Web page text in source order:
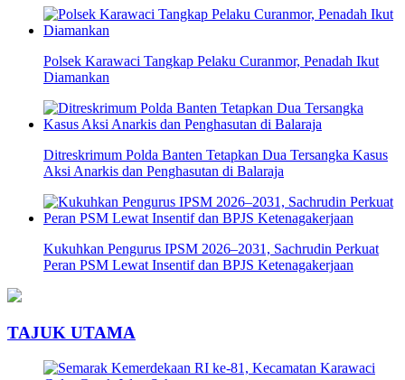
Polsek Karawaci Tangkap Pelaku Curanmor, Penadah Ikut
Diamankan
Ditreskrimum Polda Banten Tetapkan Dua Tersangka Kasus
Aksi Anarkis dan Penghasutan di Balaraja
Kukuhkan Pengurus IPSM 2026–2031, Sachrudin Perkuat
Peran PSM Lewat Insentif dan BPJS Ketenagakerjaan
TAJUK UTAMA